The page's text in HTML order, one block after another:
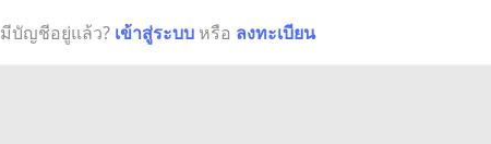
มีบัญชีอยู่แล้ว? เข้าสู่ระบบ หรือ ลงทะเบียน